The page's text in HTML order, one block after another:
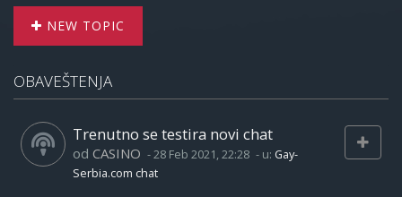
NEW TOPIC
OBAVEŠTENJA
Trenutno se testira novi chat
od CASINO -28 Feb 2021, 22:28 - u: Gay-
Serbia.com chat